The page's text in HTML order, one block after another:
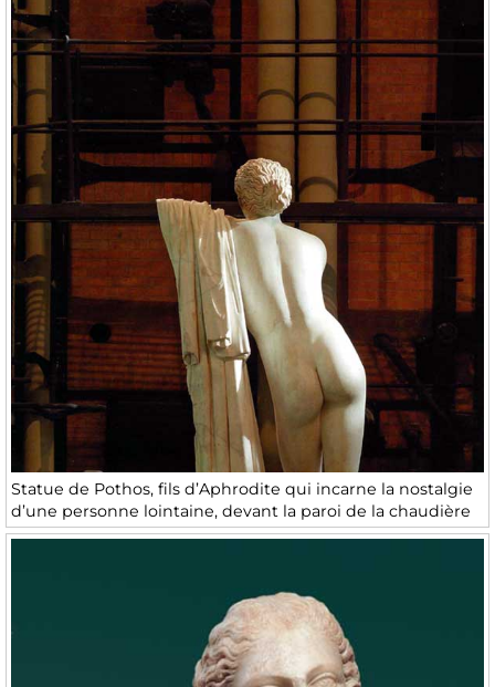
Statue de Pothos, fils d’Aphrodite qui incarne la nostalgie
d’une personne lointaine, devant la paroi de la chaudière